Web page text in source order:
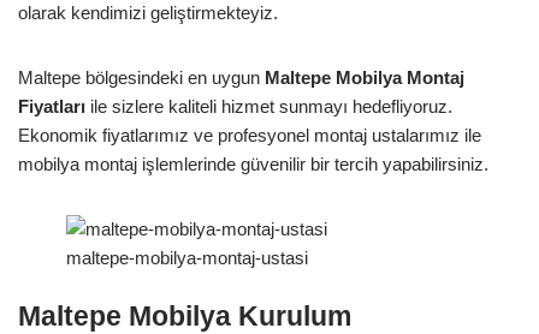
olarak kendimizi geliştirmekteyiz.
Maltepe bölgesindeki en uygun Maltepe Mobilya Montaj
Fiyatları ile sizlere kaliteli hizmet sunmayı hedefliyoruz.
Ekonomik fiyatlarımız ve profesyonel montaj ustalarımız ile
mobilya montaj işlemlerinde güvenilir bir tercih yapabilirsiniz.
maltepe-mobilya-montaj-ustasi
Maltepe Mobilya Kurulum